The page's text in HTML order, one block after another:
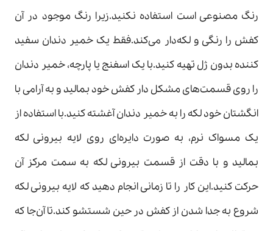
رنگ مصنوعی است استفاده نکنید.زیرا رنگ موجود در آن
کفش را رنگی و لکه‌دار می‌کند.فقط یک خمیر دندان سفید
کننده بدون ژل تهیه کنید.با یک اسفنج یا پارچه، خمیر دندان
را روی قسمت‌های مشکل دار کفش خود بمالید و به آرامی با
انگشتان خود لکه را به خمیر دندان آغشته کنید.با استفاده از
یک مسواک نرم، به صورت دایره‌ای روی لایه بیرونی لکه
بمالید و با دقت از قسمت بیرونی لکه به سمت مرکز آن
حرکت کنید.این کار را تا زمانی انجام دهید که لایه بیرونی لکه
شروع به جدا شدن از کفش در حین شستشو کند.تا آن‌جا که